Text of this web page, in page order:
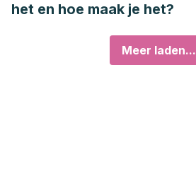
het en hoe maak je het?
Meer laden...